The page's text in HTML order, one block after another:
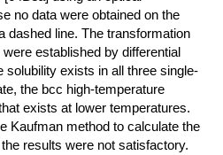
no data were obtained on the
dashed line. The transformation
established by differential
solubility exists in all three single-
the bcc high-temperature
exists at lower temperatures.
Kaufman method to calculate the
results were not satisfactory.